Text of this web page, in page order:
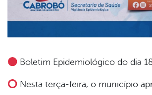
Boletim Epidemiológico do dia
Nesta terça-feira, o município